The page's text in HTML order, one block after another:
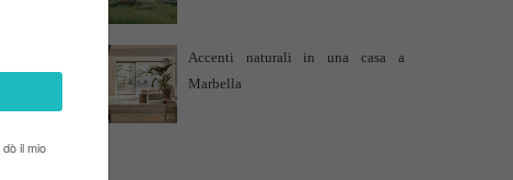
Accenti naturali in una casa a
Marbella